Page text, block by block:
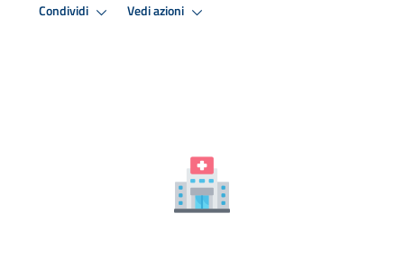
Condividi Vedi azioni